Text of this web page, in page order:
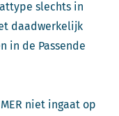
slechts in
daadwerkelijk
in de Passende
niet ingaat op